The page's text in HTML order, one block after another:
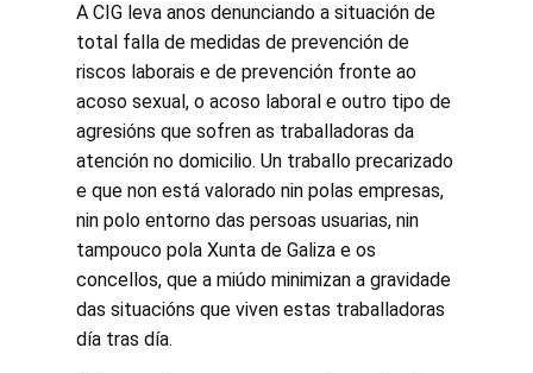
A CIG leva anos denunciando a situación de
total falla de medidas de prevención de
riscos laborais e de prevención fronte ao
acoso sexual, o acoso laboral e outro tipo de
agresións que sofren as traballadoras da
atención no domicilio. Un traballo precarizado
e que non está valorado nin polas empresas,
nin polo entorno das persoas usuarias, nin
tampouco pola Xunta de Galiza e os
concellos, que a miúdo minimizan a gravidade
das situacións que viven estas traballadoras
día tras día.